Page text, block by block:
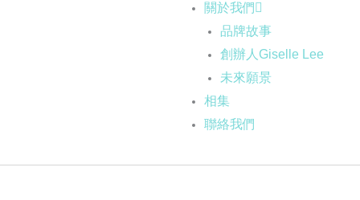
關於我們
品牌故事
創辦人Giselle Lee
未來願景
相集
聯絡我們